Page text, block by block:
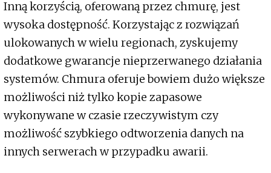
Inną korzyścią, oferowaną przez chmurę, jest
wysoka dostępność. Korzystając z rozwiązań
ulokowanych w wielu regionach, zyskujemy
dodatkowe gwarancje nieprzerwanego działania
systemów. Chmura oferuje bowiem dużo większe
możliwości niż tylko kopie zapasowe
wykonywane w czasie rzeczywistym czy
możliwość szybkiego odtworzenia danych na
innych serwerach w przypadku awarii.